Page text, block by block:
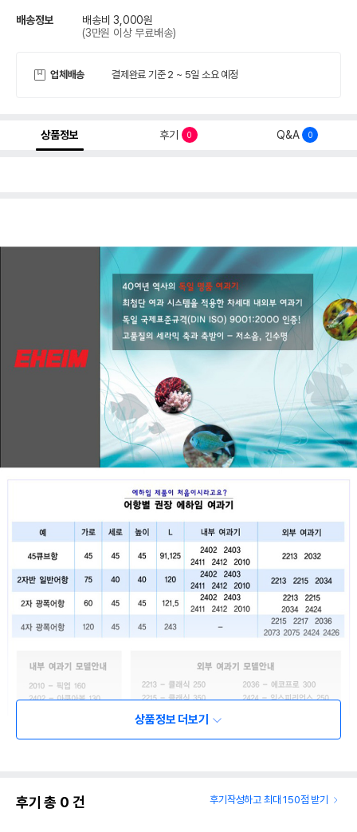
배송정보
배송비 3,000원
(3만원 이상 무료배송)
업체배송 결제완료 기준 2 ~ 5일 소요 예정
상품정보 후기 0 Q&A 0
상품정보 더보기
후기 총 0 건 후기작성하고 최대 150점 받기